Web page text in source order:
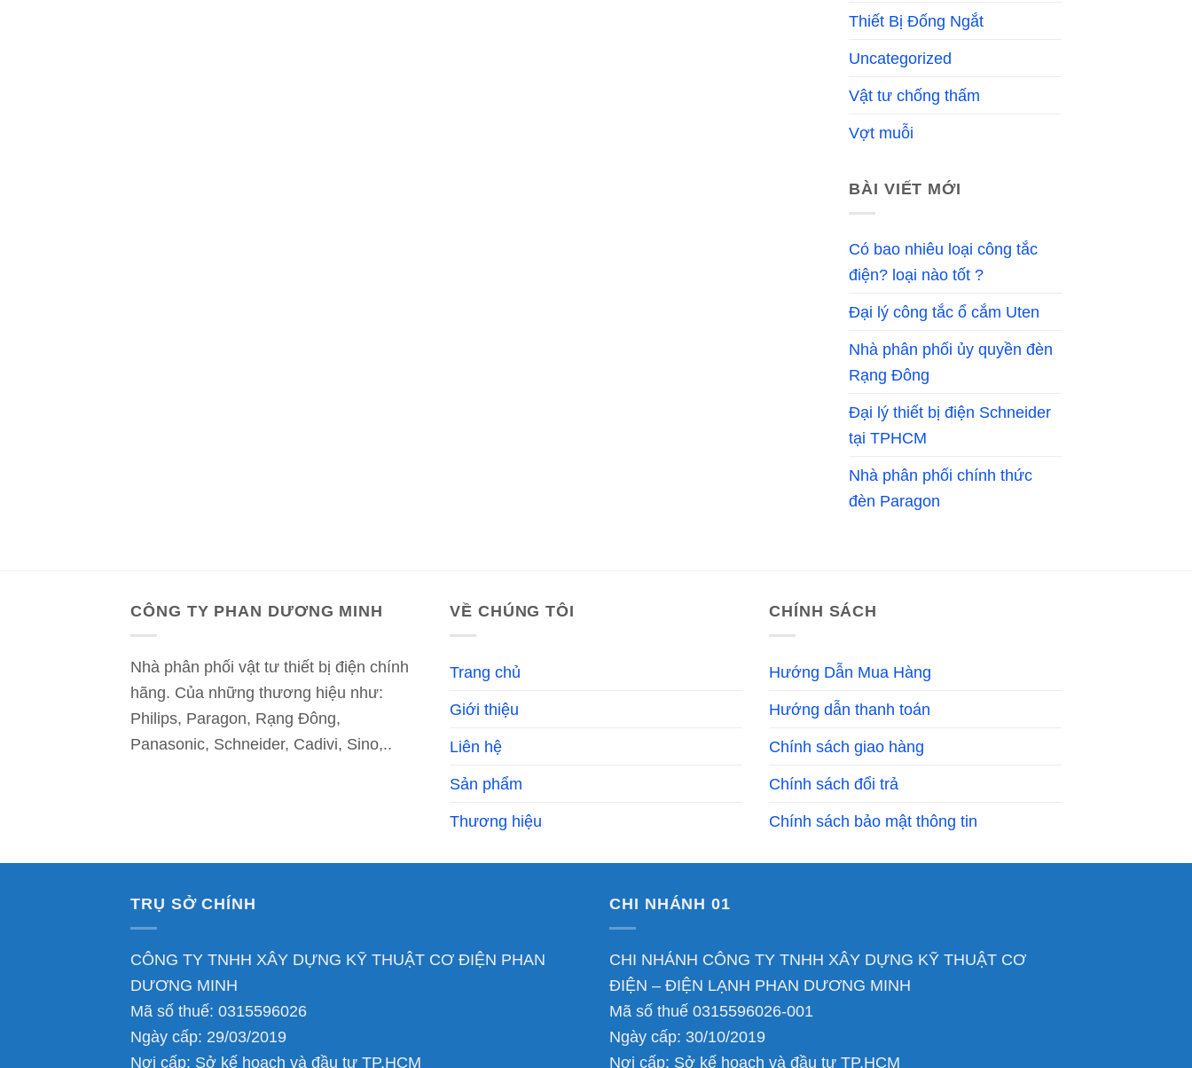
Thiết Bị Đống Ngắt
Uncategorized
Vật tư chống thấm
Vợt muỗi
BÀI VIẾT MỚI
Có bao nhiêu loại công tắc
điện? loại nào tốt ?
Đại lý công tắc ổ cắm Uten
Nhà phân phối ủy quyền đèn
Rạng Đông
Đại lý thiết bị điện Schneider
tại TPHCM
Nhà phân phối chính thức
đèn Paragon
CÔNG TY PHAN DƯƠNG MINH
Nhà phân phối vật tư thiết bị điện chính
hãng. Của những thương hiệu như:
Philips, Paragon, Rạng Đông,
Panasonic, Schneider, Cadivi, Sino,..
VỀ CHÚNG TÔI
Trang chủ
Giới thiệu
Liên hệ
Sản phẩm
Thương hiệu
CHÍNH SÁCH
Hướng Dẫn Mua Hàng
Hướng dẫn thanh toán
Chính sách giao hàng
Chính sách đổi trả
Chính sách bảo mật thông tin
TRỤ SỞ CHÍNH
CÔNG TY TNHH XÂY DỰNG KỸ THUẬT CƠ ĐIỆN PHAN
DƯƠNG MINH
Mã số thuế: 0315596026
Ngày cấp: 29/03/2019
Nơi cấp: Sở kế hoạch và đầu tư TP.HCM
CHI NHÁNH 01
CHI NHÁNH CÔNG TY TNHH XÂY DỰNG KỸ THUẬT CƠ
ĐIỆN – ĐIỆN LẠNH PHAN DƯƠNG MINH
Mã số thuế 0315596026-001
Ngày cấp: 30/10/2019
Nơi cấp: Sở kế hoạch và đầu tư TP.HCM